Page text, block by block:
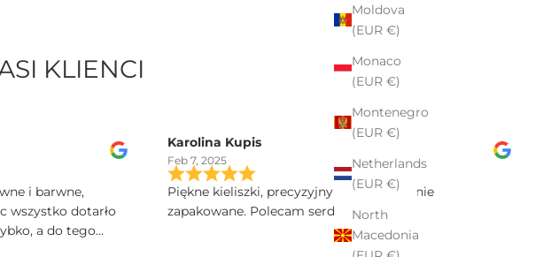
Moldova
(EUR €)
Monaco
(EUR €)
Montenegro
(EUR €)
Netherlands
(EUR €)
North
Macedonia
KLIENCI
i barwne,
wszystko dotarło
a do tego
Karolina Kupis
Feb 7, 2025
Piękne kieliszki, precyzyjny grawer, idealnie
zapakowane. Polecam serdecznie